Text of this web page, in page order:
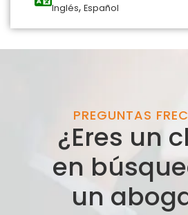
Inglés, Español
PREGUNTAS
¿Eres un
en
un